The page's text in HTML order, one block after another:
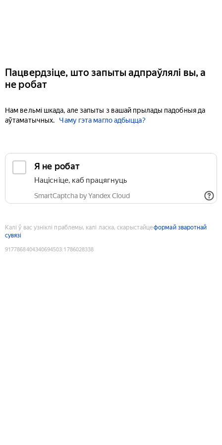
Пацвердзіце, што запыты адпраўлялі вы, а
не робат
Нам вельмі шкада, але запыты з вашай прылады падобныя да
аўтаматычных.
Чаму гэта магло адбыцца?
Я не робат
Націсніце, каб працягнуць
SmartCaptcha by Yandex Cloud
Калі ў вас узніклі праблемы, калі ласка, скарыстайцеформай зваротнай
сувязі
9177868404340694503:1786028338